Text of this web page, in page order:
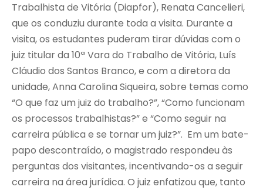
Trabalhista de Vitória (Diapfor), Renata Cancelieri,
que os conduziu durante toda a visita. Durante a
visita, os estudantes puderam tirar dúvidas com o
juiz titular da 10ª Vara do Trabalho de Vitória, Luís
Cláudio dos Santos Branco, e com a diretora da
unidade, Anna Carolina Siqueira, sobre temas como
“O que faz um juiz do trabalho?”, “Como funcionam
os processos trabalhistas?” e “Como seguir na
carreira pública e se tornar um juiz?”. Em um bate-
papo descontraído, o magistrado respondeu às
perguntas dos visitantes, incentivando-os a seguir
carreira na área jurídica. O juiz enfatizou que, tanto